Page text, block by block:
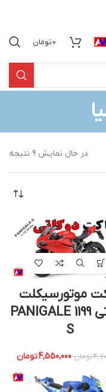
0تومان
در حال نمایش 9 نتیجه
موتورسیکلت
دوکاتی 1199 PANIGALE
S
تومان 4,550,000تومان